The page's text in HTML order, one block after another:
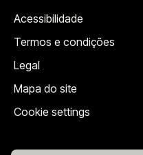
Acessibilidade
Termos e condições
Legal
Mapa do site
Cookie settings